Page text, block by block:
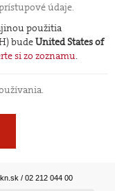
údaje.
použitia
budeUnited States of
si zo zoznamu.
/ 02 212 044 00